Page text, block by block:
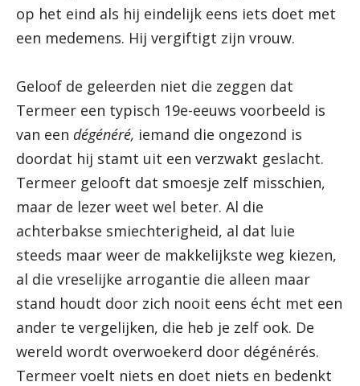
op het eind als hij eindelijk eens iets doet met
een medemens. Hij vergiftigt zijn vrouw.
Geloof de geleerden niet die zeggen dat
Termeer een typisch 19e-eeuws voorbeeld is
van een dégénéré, iemand die ongezond is
doordat hij stamt uit een verzwakt geslacht.
Termeer gelooft dat smoesje zelf misschien,
maar de lezer weet wel beter. Al die
achterbakse smiechterigheid, al dat luie
steeds maar weer de makkelijkste weg kiezen,
al die vreselijke arrogantie die alleen maar
stand houdt door zich nooit eens écht met een
ander te vergelijken, die heb je zelf ook. De
wereld wordt overwoekerd door dégénérés.
Termeer voelt niets en doet niets en bedenkt